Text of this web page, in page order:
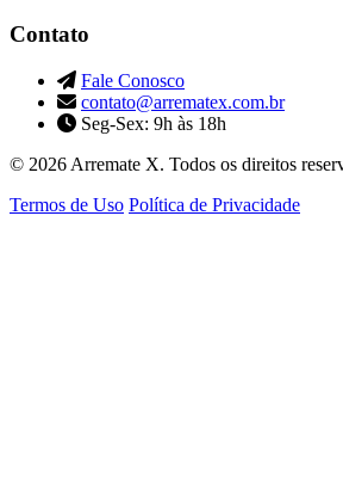
Contato
Fale Conosco
contato@arrematex.com.br
Seg-Sex: 9h às 18h
© 2026 Arremate X. Todos os direitos
Termos de Uso Política de Privacidade